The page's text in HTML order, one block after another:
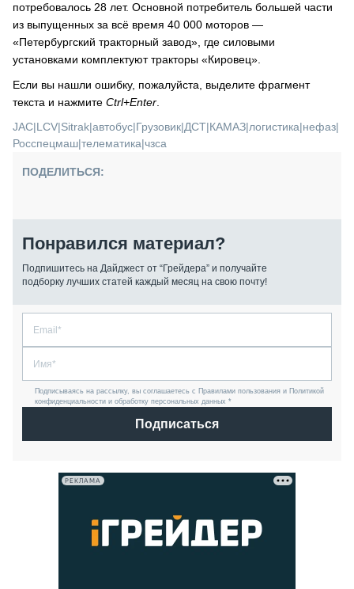
потребовалось 28 лет. Основной потребитель большей части
из выпущенных за всё время 40 000 моторов —
«Петербургский тракторный завод», где силовыми
установками комплектуют тракторы «Кировец».
Если вы нашли ошибку, пожалуйста, выделите фрагмент
текста и нажмите Ctrl+Enter
JAC|LCV|Sitrak|автобус|Грузовик|ДСТ|КАМАЗ|логистика|нефаз|
Росспецмаш|телематика|чзса
ПОДЕЛИТЬСЯ:
Понравился материал?
Подпишитесь на Дайджест от “Грейдера” и получайте
подборку лучших статей каждый месяц на свою почту!
Подписываясь на рассылку, вы соглашаетесь с Правилами пользования и Политикой
конфиденциальности и обработку персональных данных *
Подписаться
РЕКЛАМА